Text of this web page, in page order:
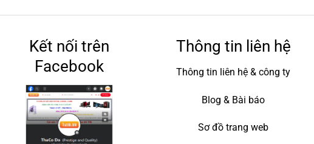
Kết nối trên
Facebook
Thông tin liên hệ
Thông tin liên hệ & công ty
Blog & Bài báo
Sơ đồ trang web